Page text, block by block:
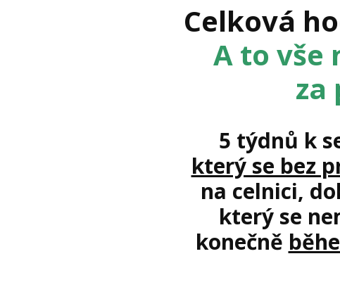
Celková
A to vše
za
5 týdnů k
který se bez
na celnici,
který se
konečně